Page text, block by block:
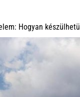
Hogyan